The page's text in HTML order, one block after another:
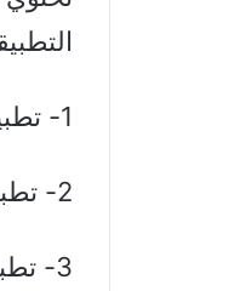
1- تطبيق MyFitnessPal
2- تطبيق Lose It!
3- تطبيق FatSecret